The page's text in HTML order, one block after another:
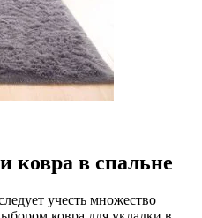
ковра в спальне
учесть множество